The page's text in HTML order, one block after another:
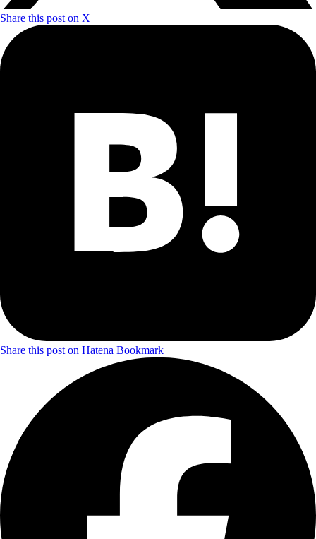
Share this post on X
Share this post on Hatena Bookmark